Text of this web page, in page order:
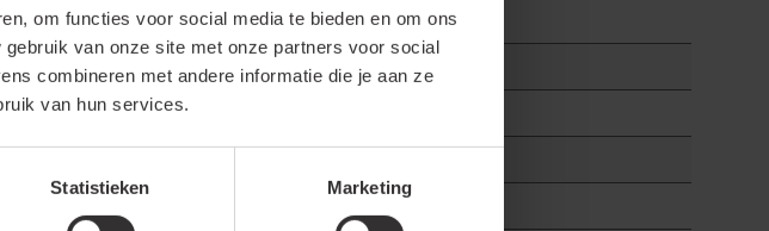
om functies voor social media te bieden en om ons
van onze site met onze partners voor social
combineren met andere informatie die je aan ze
van hun services.
Statistieken Marketing
mm